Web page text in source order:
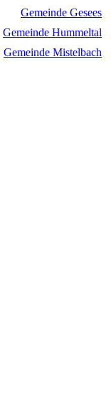
Gemeinde Gesees
Gemeinde Hummeltal
Gemeinde Mistelbach